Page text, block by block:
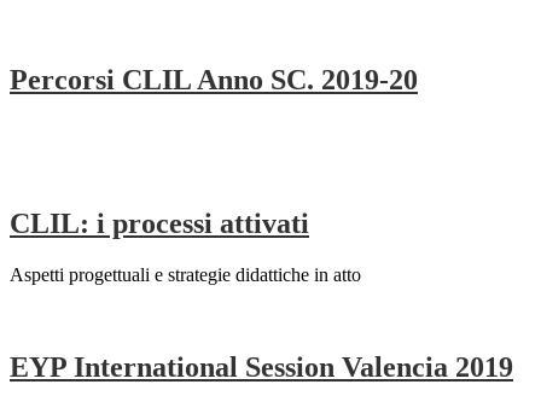
Percorsi CLIL Anno SC. 2019-20
CLIL: i processi attivati
Aspetti progettuali e strategie didattiche in atto
EYP International Session Valencia 2019